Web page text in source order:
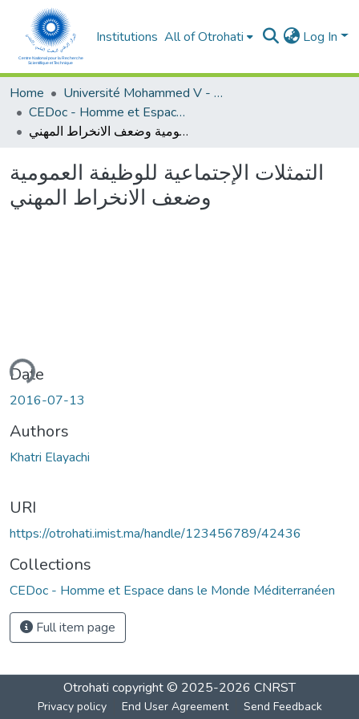
Institutions All of Otrohati Log In
Home
Université Mohammed V - Rabat
CEDoc - Homme et Espace dans le Monde Méditerranéen
التمثلات الإجتماعية للوظيفة العمومية وضعف الانخراط المهني
التمثلات الإجتماعية للوظيفة العمومية
وضعف الانخراط المهني
Date
2016-07-13
Authors
Khatri Elayachi
URI
https://otrohati.imist.ma/handle/123456789/42436
Collections
CEDoc - Homme et Espace dans le Monde Méditerranéen
Full item page
Otrohati copyright © 2025-2026 CNRST
Privacy policy End User Agreement Send Feedback